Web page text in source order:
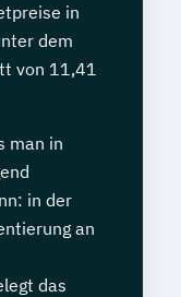
in
dem
von 11,41
man in
in der
an
das